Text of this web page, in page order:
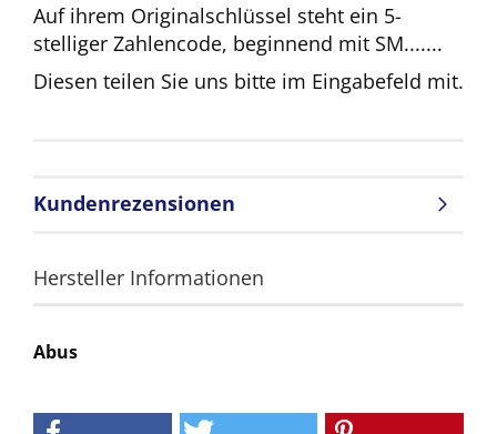
Auf ihrem Originalschlüssel steht ein 5-
stelliger Zahlencode, beginnend mit SM.......
Diesen teilen Sie uns bitte im Eingabefeld mit.
Kundenrezensionen
Hersteller Informationen
Abus